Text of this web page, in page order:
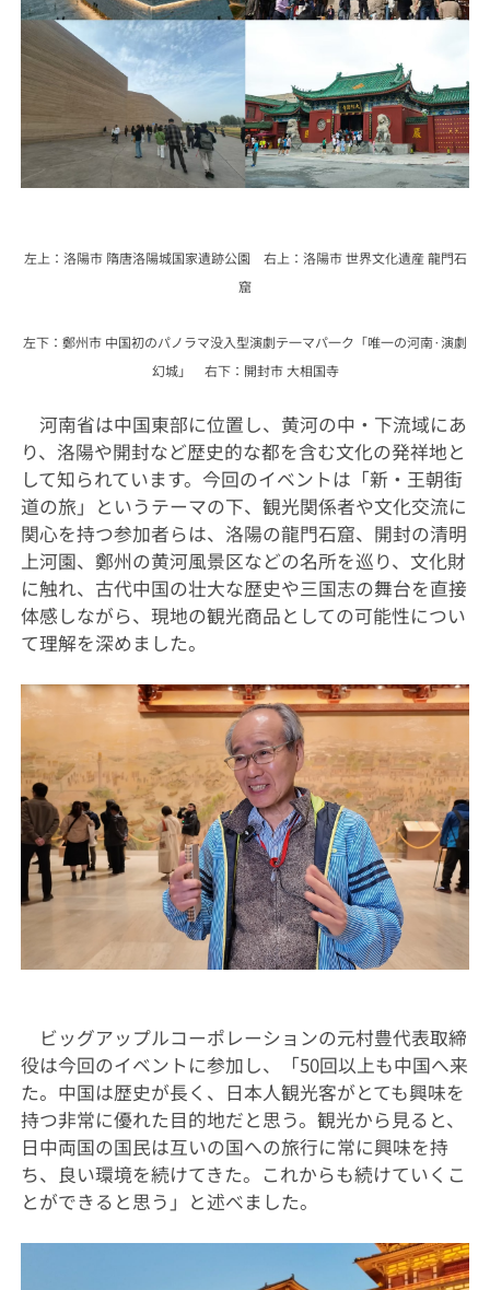
左上：洛陽市 隋唐洛陽城国家遺跡公園 右上：洛陽市 世界文化遺産 龍門石
窟
左下：鄭州市 中国初のパノラマ没入型演劇テ一マパ一ク「唯一の河南·演劇
幻城」 右下：開封市 大相国寺
河南省は中国東部に位置し、黄河の中・下流域にあ
り、洛陽や開封など歴史的な都を含む文化の発祥地と
して知られています。 今回のイベントは「新 ・ 王朝街
道の旅」というテーマの下、観光関係者や文化交流に
関心を持つ参加者らは、洛陽の龍門石窟、開封の清明
上河園、鄭州の黄河風景区などの名所を巡り、文化財
に触れ、古代中国の壮大な歴史や三国志の舞台を直接
体感しながら、現地の観光商品としての可能性につい
て理解を深めました。
ビッグアップルコーポレーションの元村豊代表取締
役は今回のイベントに参加し、「50回以上も中国へ来
た。中国は歴史が長く、日本人観光客がとても興味を
持つ非常に優れた目的地だと思う。観光から見ると、
日中両国の国民は互いの国への旅行に常に興味を持
ち、良い環境を続けてきた。これからも続けていくこ
とができると思う」と述べました。